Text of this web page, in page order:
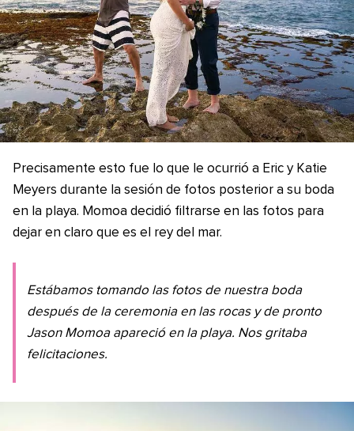
Precisamente esto fue lo que le ocurrió a Eric y Katie
Meyers durante la sesión de fotos posterior a su boda
en la playa. Momoa decidió filtrarse en las fotos para
dejar en claro que es el rey del mar.
Estábamos tomando las fotos de nuestra boda
después de la ceremonia en las rocas y de pronto
Jason Momoa apareció en la playa. Nos gritaba
felicitaciones.